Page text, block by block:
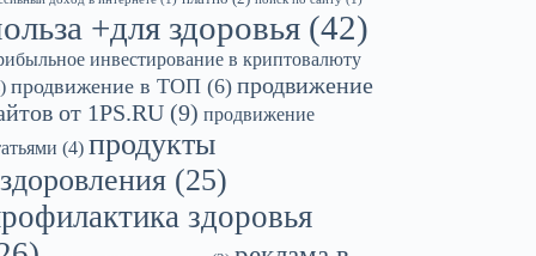
+для здоровья (42)
инвестирование в криптовалюту
продвижение в ТОП (6) продвижение
от 1PS.RU (9) продвижение
(4) продукты
(25)
здоровья